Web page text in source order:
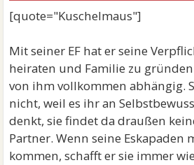
[quote="Kuschelmaus"]
Mit seiner EF hat er seine
heiraten und Familie zu
von ihm vollkommen abhängig.
nicht, weil es ihr an
denkt, sie findet da draußen
Partner. Wenn seine Eskapaden
kommen, schafft er sie immer